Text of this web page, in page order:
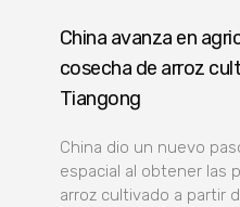
China avanza en
cosecha de arroz
Tiangong
China dio un nuevo
espacial al obtener las
arroz cultivado a partir